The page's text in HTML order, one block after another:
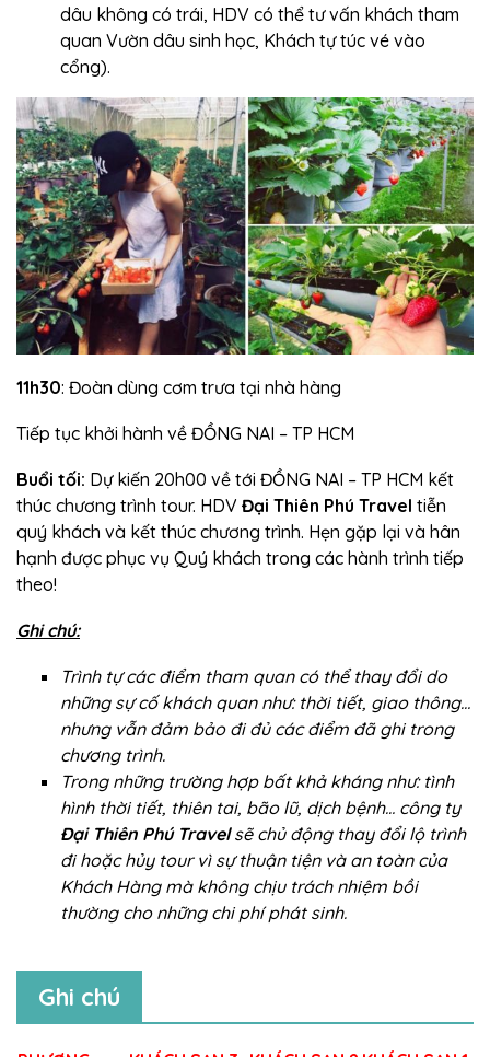
dâu không có trái, HDV có thể tư vấn khách tham
quan Vườn dâu sinh học, Khách tự túc vé vào
cổng).
11h30: Đoàn dùng cơm trưa tại nhà hàng
Tiếp tục khởi hành về ĐỒNG NAI – TP HCM
Buổi tối: Dự kiến 20h00 về tới ĐỒNG NAI – TP HCM kết
thúc chương trình tour. HDV Đại Thiên Phú Travel tiễn
quý khách và kết thúc chương trình. Hẹn gặp lại và hân
hạnh được phục vụ Quý khách trong các hành trình tiếp
theo!
Ghi chú:
Trình tự các điểm tham quan có thể thay đổi do
những sự cố khách quan như: thời tiết, giao thông…
nhưng vẫn đảm bảo đi đủ các điểm đã ghi trong
chương trình.
Trong những trường hợp bất khả kháng như: tình
hình thời tiết, thiên tai, bão lũ, dịch bệnh… công ty
Đại Thiên Phú Travelsẽ chủ động thay đổi lộ trình
đi hoặc hủy tour vì sự thuận tiện và an toàn của
Khách Hàng mà không chịu trách nhiệm bồi
thường cho những chi phí phát sinh.
Ghi chú